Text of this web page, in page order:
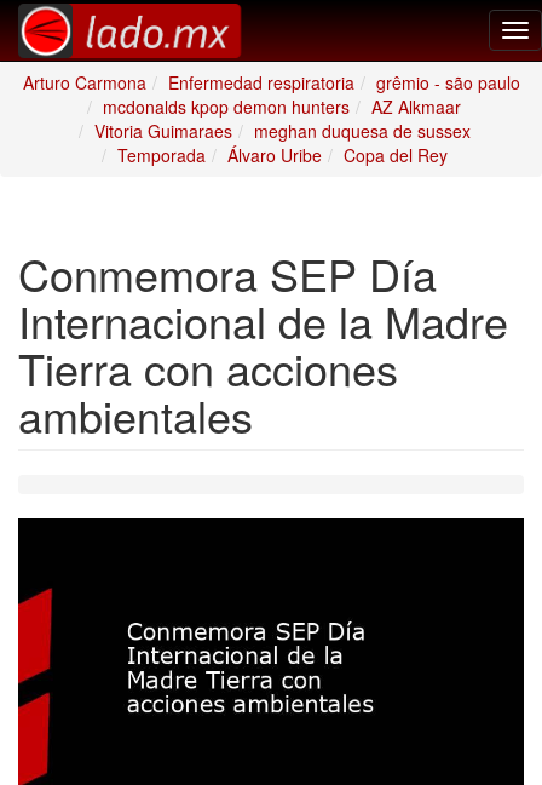
Arturo Carmona
Enfermedad respiratoria
grêmio - são paulo
mcdonalds kpop demon hunters
AZ Alkmaar
Vitoria Guimaraes
meghan duquesa de sussex
Temporada
Álvaro Uribe Copa del Rey
Conmemora SEP Día
Internacional de la Madre
Tierra con acciones
ambientales